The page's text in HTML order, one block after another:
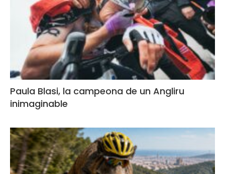
Paula Blasi, la campeona de un Angliru
inimaginable